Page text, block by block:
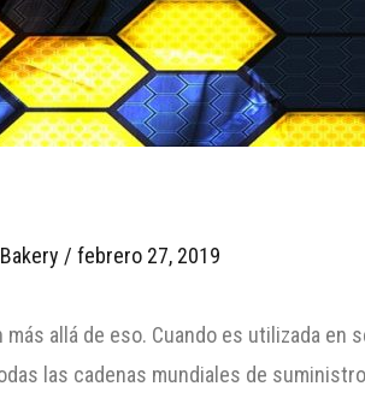
/febrero 27, 2019
allá de eso. Cuando es utilizada en
las cadenas mundiales de